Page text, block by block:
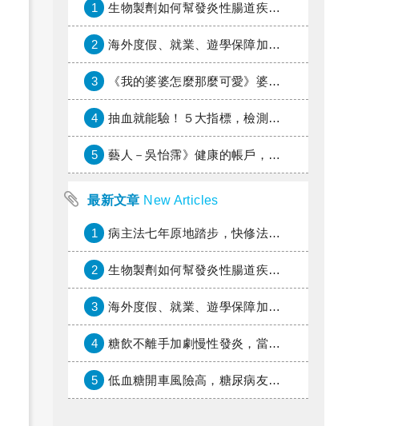
1 生物製劑如何幫發炎性腸道疾病患者抗潰瘍？治療進展與健保給付困境一次看
2 海外度假、就業、遊學保障加倍，富邦產險「一期逐夢」專案加碼遠距醫療與緊急救援
3 《我的婆婆怎麼那麼可愛》婆婆希望媳婦放棄領取已故兒子身故理賠金，可以這樣做嗎？
4 抽血就能驗！５大指標，檢測身體是否發炎
5 藝人－吳怡霈》健康的帳戶，年輕時別提光
最新文章 New Articles
1 病主法七年原地踏步，快修法讓病人自主決定善終
2 生物製劑如何幫發炎性腸道疾病患者抗潰瘍？治療進展與健保給付困境一次看
3 海外度假、就業、遊學保障加倍，富邦產險「一期逐夢」專案加碼遠距醫療與緊急救援
4 糖飲不離手加劇慢性發炎，當心老化與慢性病提早報到
5 低血糖開車風險高，糖尿病友上路必學的安全守則